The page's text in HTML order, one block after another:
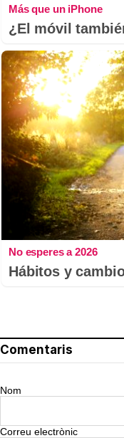
Más que un iPhone
¿El móvil
No esperes a 2026
Hábitos y
Comentaris
Nom
Correu electrònic